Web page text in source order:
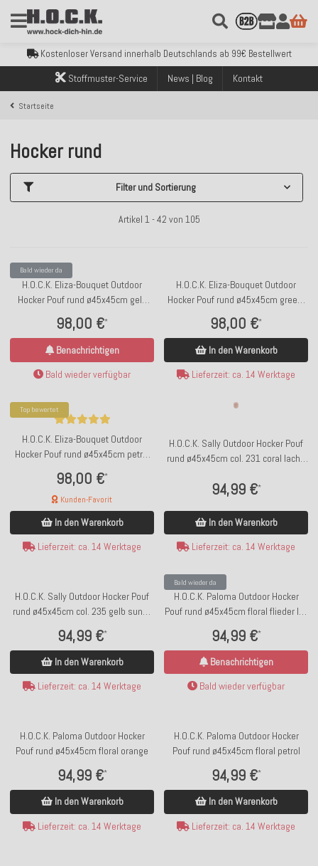
Über 120.000 erfolgreich versendete Bestellungen
Sicher bezahlen mit Klarna, PayPal & Amazon Pay
Kostenloser Versand innerhalb Deutschlands ab 99€ Bestellwert
Über 120.000 erfolgreich versendete Bestellungen
Stoffmuster-Service News | Blog Kontakt
Startseite
Hocker rund
Filter und Sortierung
Artikel 1 - 42 von 105
Bald wieder da
H.O.C.K. Eliza-Bouquet Outdoor
Hocker Pouf rund ø45x45cm gelb
98,00 €*
Benachrichtigen
Bald wieder verfügbar
H.O.C.K. Eliza-Bouquet Outdoor
Hocker Pouf rund ø45x45cm green-
98,00 €*
In den Warenkorb
Lieferzeit: ca. 14 Werktage
Top bewertet
H.O.C.K. Eliza-Bouquet Outdoor
Hocker Pouf rund ø45x45cm petrol
98,00 €*
Kunden-Favorit
In den Warenkorb
Lieferzeit: ca. 14 Werktage
H.O.C.K. Sally Outdoor Hocker Pouf
rund ø45x45cm col. 231 coral lachs
94,99 €*
In den Warenkorb
Lieferzeit: ca. 14 Werktage
H.O.C.K. Sally Outdoor Hocker Pouf
rund ø45x45cm col. 235 gelb sunny
94,99 €*
In den Warenkorb
Lieferzeit: ca. 14 Werktage
Bald wieder da
H.O.C.K. Paloma Outdoor Hocker
Pouf rund ø45x45cm floral flieder lila
94,99 €*
Benachrichtigen
Bald wieder verfügbar
H.O.C.K. Paloma Outdoor Hocker
Pouf rund ø45x45cm floral orange
94,99 €*
In den Warenkorb
Lieferzeit: ca. 14 Werktage
H.O.C.K. Paloma Outdoor Hocker
Pouf rund ø45x45cm floral petrol
94,99 €*
In den Warenkorb
Lieferzeit: ca. 14 Werktage